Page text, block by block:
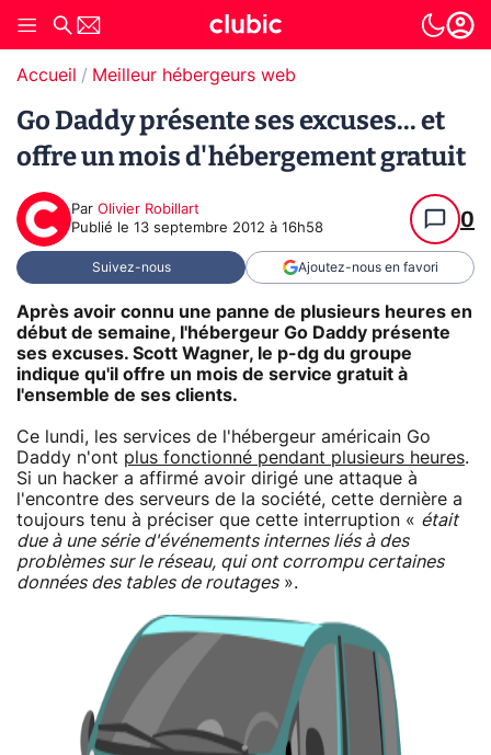
Accueil Meilleur hébergeurs web
Go Daddy présente ses excuses... et
offre un mois d'hébergement gratuit
Par Olivier Robillart
Publié le 13 septembre 2012 à 16h58 0
Suivez-nous Ajoutez-nous en favori
Après avoir connu une panne de plusieurs heures en
début de semaine, l'hébergeur Go Daddy présente
ses excuses. Scott Wagner, le p-dg du groupe
indique qu'il offre un mois de service gratuit à
l'ensemble de ses clients.
Ce lundi, les services de l'hébergeur américain Go
Daddy n'ont plus fonctionné pendant plusieurs heures.
Si un hacker a affirmé avoir dirigé une attaque à
l'encontre des serveurs de la société, cette dernière a
toujours tenu à préciser que cette interruption « était
due à une série d'événements internes liés à des
problèmes sur le réseau, qui ont corrompu certaines
données des tables de routages».